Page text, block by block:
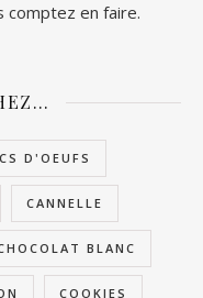
comptez en faire.
D'OEUFS
CANNELLE
BLANC
COOKIES